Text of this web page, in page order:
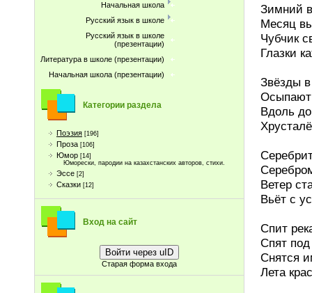
Начальная школа
Русский язык в школе
Русский язык в школе
(презентации)
Литература в школе (презентации)
Начальная школа (презентации)
Категории раздела
Поэзия [196]
Проза [106]
Юмор [14]
Юморески, пародии на казахстанских авторов, стихи.
Эссе [2]
Сказки [12]
Вход на сайт
Войти через uID
Старая форма входа
Зимний
Месяц
Чубчик
Глазки
Звёзды в
Осыпают
Вдоль
Ветер
Вьёт с
Спит
Спят под
Снятся
Лета